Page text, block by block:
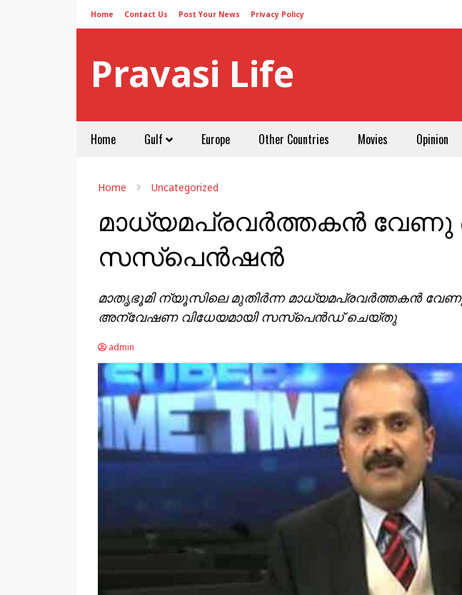
Home Contact Us Post Your News Privacy Policy
Pravasi Life
Home Gulf Europe Other Countries Movies Opinion
Home Uncategorized
മാധ്യമപ്രവർത്തകൻ
സസ്‌പെൻഷൻ
മാതൃഭൂമി ന്യൂസിലെ മുതിർന്ന മാധ്യമപ്രവർത്തകൻ
അന്വേഷണ വിധേയമായി സസ്പെന്‍ഡ് ചെയ്തു
admin